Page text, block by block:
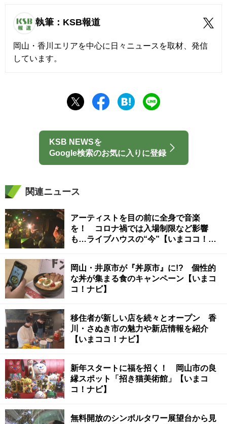
執筆：KSB報道
岡山・香川エリアを中心に日々ニュースを取材、発信
しています。
KSB NEWSを
Google検索のお気に入りに登録
関連ニュース
アーティストを目の前に全身で音楽
を！ コロナ禍では入場制限など影響
も…ライブハウスの“今”【いまココ！ナ
岡山・井原市が『丼原市』に!? 個性的
な丼が集まる食のキャンペーン【いまコ
コ！ナビ】
移住者が新しい店を続々とオープン 香
川・さぬき市の魅力や新店情報を紹介
【いまココ！ナビ】
新年スタートに福を招く！ 岡山市の良
縁スポット「招き猫美術館」【いまコ
コ！ナビ】
無料開放のシンボルタワー展望台から見